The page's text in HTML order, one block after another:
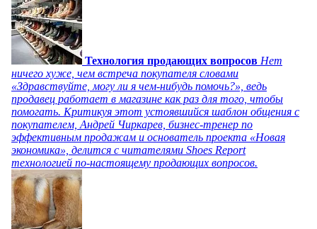
Технология продающих вопросов Нет
ничего хуже, чем встреча покупателя словами
«Здравствуйте, могу ли я чем-нибудь помочь?», ведь
продавец работает в магазине как раз для того, чтобы
помогать. Критикуя этот устоявшийся шаблон общения с
покупателем, Андрей Чиркарев, бизнес-тренер по
эффективным продажам и основатель проекта «Новая
экономика», делится с читателями Shoes Report
технологией по-настоящему продающих вопросов.